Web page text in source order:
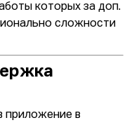
которых за доп.
сложности
приложение в